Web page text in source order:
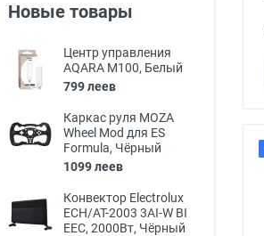
Новые товары
Центр управления
AQARA M100, Белый
799 леев
Каркас руля MOZA
Wheel Mod для ES
Formula, Чёрный
1099 леев
Конвектор Electrolux
ECH/AT-2003 3AI-W BI
EEC, 2000Вт, Чёрный